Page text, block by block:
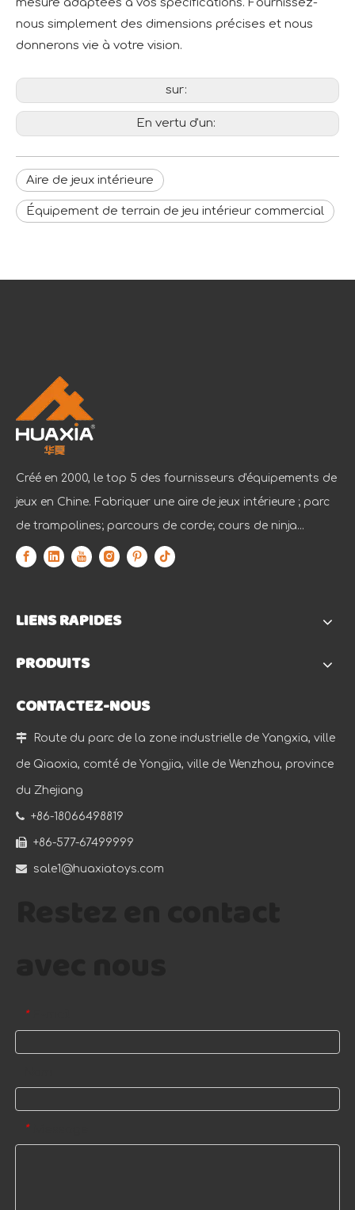
mesure adaptées à vos spécifications. Fournissez-
nous simplement des dimensions précises et nous
donnerons vie à votre vision.
sur:
En vertu d'un:
Aire de jeux intérieure
Équipement de terrain de jeu intérieur commercial
Créé en 2000, le top 5 des fournisseurs d'équipements de
jeux en Chine. Fabriquer une aire de jeux intérieure ; parc
de trampolines; parcours de corde; cours de ninja...
LIENS RAPIDES
PRODUITS
CONTACTEZ-NOUS
 Route du parc de la zone industrielle de Yangxia, ville
de Qiaoxia, comté de Yongjia, ville de Wenzhou, province
du Zhejiang
 +86-18066498819
 +86-577-67499999
 sale1@huaxiatoys.com
*
*